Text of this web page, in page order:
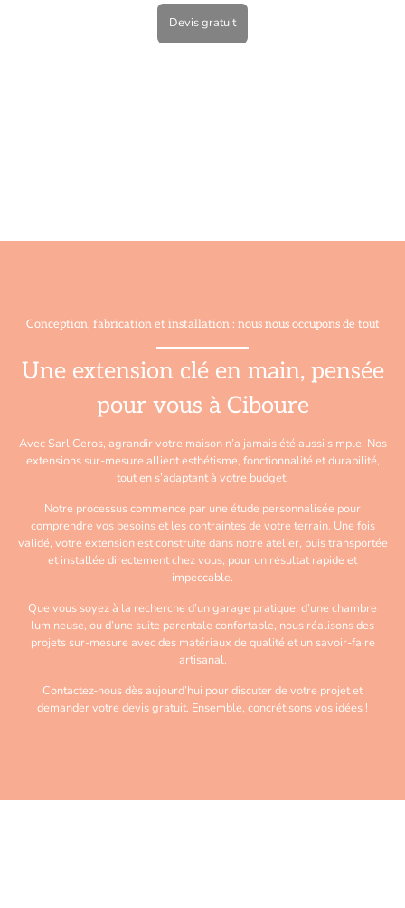
Devis gratuit
Conception, fabrication et installation : nous nous occupons de tout
Une extension clé en main, pensée
pour vous à Ciboure
Avec Sarl Ceros, agrandir votre maison n’a jamais été aussi simple. Nos
extensions sur-mesure allient esthétisme, fonctionnalité et durabilité,
tout en s’adaptant à votre budget.
Notre processus commence par une étude personnalisée pour
comprendre vos besoins et les contraintes de votre terrain. Une fois
validé, votre extension est construite dans notre atelier, puis transportée
et installée directement chez vous, pour un résultat rapide et
impeccable.
Que vous soyez à la recherche d’un garage pratique, d’une chambre
lumineuse, ou d’une suite parentale confortable, nous réalisons des
projets sur-mesure avec des matériaux de qualité et un savoir-faire
artisanal.
Contactez-nous dès aujourd’hui pour discuter de votre projet et
demander votre devis gratuit. Ensemble, concrétisons vos idées !